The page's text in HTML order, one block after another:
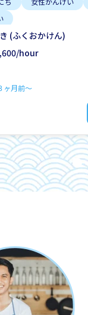
(ふくおかけん)
hour
ヶ月前〜